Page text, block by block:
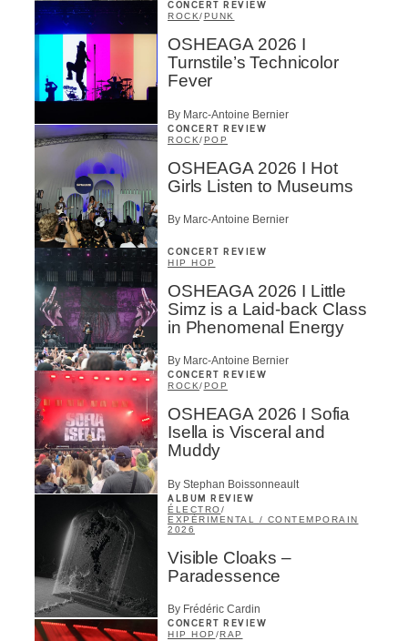
CONCERT REVIEW
ROCK/ PUNK
OSHEAGA 2026 I
Turnstile’s Technicolor
Fever
By Marc-Antoine Bernier
CONCERT REVIEW
ROCK/POP
OSHEAGA 2026 I Hot
Girls Listen to Museums
By Marc-Antoine Bernier
CONCERT REVIEW
HIP HOP
OSHEAGA 2026 I Little
Simz is a Laid-back Class
in Phenomenal Energy
By Marc-Antoine Bernier
CONCERT REVIEW
ROCK/POP
OSHEAGA 2026 I Sofia
Isella is Visceral and
Muddy
By Stephan Boissonneault
ALBUM REVIEW
ÉLECTRO/
EXPÉRIMENTAL / CONTEMPORAIN
2026
Visible Cloaks –
Paradessence
By Frédéric Cardin
CONCERT REVIEW
HIP HOP /RAP